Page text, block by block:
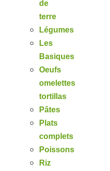
de
terre
Légumes
Les
Basiques
Oeufs
omelettes
tortillas
Pâtes
Plats
complets
Poissons
Riz